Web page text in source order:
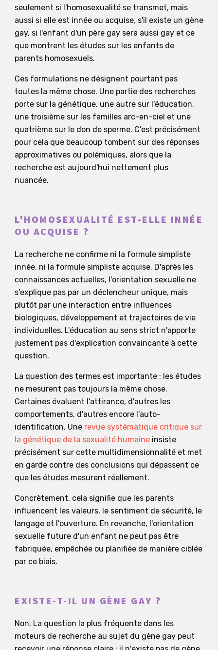
seulement si l'homosexualité se transmet, mais
aussi si elle est innée ou acquise, s'il existe un gène
gay, si l'enfant d'un père gay sera aussi gay et ce
que montrent les études sur les enfants de
parents homosexuels.
Ces formulations ne désignent pourtant pas
toutes la même chose. Une partie des recherches
porte sur la génétique, une autre sur l'éducation,
une troisième sur les familles arc-en-ciel et une
quatrième sur le don de sperme. C'est précisément
pour cela que beaucoup tombent sur des réponses
approximatives ou polémiques, alors que la
recherche est aujourd'hui nettement plus
nuancée.
L'HOMOSEXUALITÉ EST-ELLE INNÉE
OU ACQUISE ?
La recherche ne confirme ni la formule simpliste
innée, ni la formule simpliste acquise. D'après les
connaissances actuelles, l'orientation sexuelle ne
s'explique pas par un déclencheur unique, mais
plutôt par une interaction entre influences
biologiques, développement et trajectoires de vie
individuelles. L'éducation au sens strict n'apporte
justement pas d'explication convaincante à cette
question.
La question des termes est importante : les études
ne mesurent pas toujours la même chose.
Certaines évaluent l'attirance, d'autres les
comportements, d'autres encore l'auto-
identification. Une revue systématique critique sur
la génétique de la sexualité humaine insiste
précisément sur cette multidimensionnalité et met
en garde contre des conclusions qui dépassent ce
que les études mesurent réellement.
Concrètement, cela signifie que les parents
influencent les valeurs, le sentiment de sécurité, le
langage et l'ouverture. En revanche, l'orientation
sexuelle future d'un enfant ne peut pas être
fabriquée, empêchée ou planifiée de manière ciblée
par ce biais.
EXISTE-T-IL UN GÈNE GAY ?
Non. La question la plus fréquente dans les
moteurs de recherche au sujet du gène gay peut